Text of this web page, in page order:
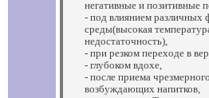
негативные и позитивные
- под влиянием различных
среды(высокая
недостаточность),
- при резком переходе в
- глубоком вдохе,
- после приема
возбуждающих напитков,